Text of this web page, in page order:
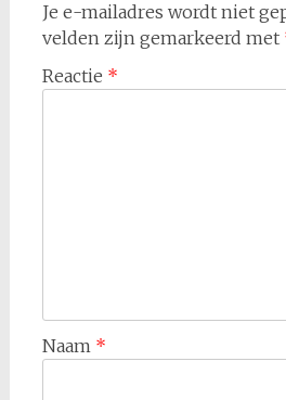
Je e-mailadres wordt niet
velden zijn gemarkeerd met
Reactie *
Naam *